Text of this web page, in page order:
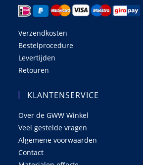
Verzendkosten
Bestelprocedure
Levertijden
Retouren
KLANTENSERVICE
Over de GWW Winkel
Veel gestelde vragen
Algemene voorwaarden
Contact